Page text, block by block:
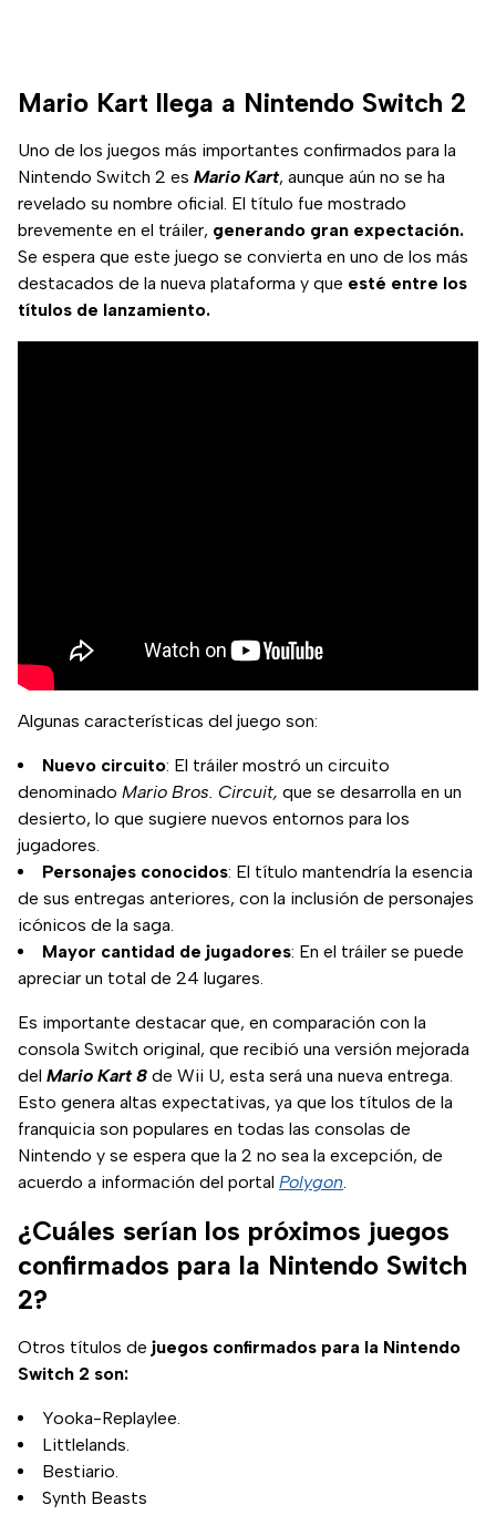
Mario Kart llega a Nintendo Switch 2
Uno de los juegos más importantes confirmados para la
Nintendo Switch 2 es Mario Kart, aunque aún no se ha
revelado su nombre oficial. El título fue mostrado
brevemente en el tráiler, generando gran expectación.
Se espera que este juego se convierta en uno de los más
destacados de la nueva plataforma y que esté entre los
títulos de lanzamiento.
Algunas características del juego son:
Nuevo circuito: El tráiler mostró un circuito
denominado Mario Bros. Circuit, que se desarrolla en un
desierto, lo que sugiere nuevos entornos para los
jugadores.
Personajes conocidos: El título mantendría la esencia
de sus entregas anteriores, con la inclusión de personajes
icónicos de la saga.
Mayor cantidad de jugadores: En el tráiler se puede
apreciar un total de 24 lugares.
Es importante destacar que, en comparación con la
consola Switch original, que recibió una versión mejorada
del Mario Kart 8 de Wii U, esta será una nueva entrega.
Esto genera altas expectativas, ya que los títulos de la
franquicia son populares en todas las consolas de
Nintendo y se espera que la 2 no sea la excepción, de
acuerdo a información del portal Polygon.
¿Cuáles serían los próximos juegos
confirmados para la Nintendo Switch
2?
Otros títulos de juegos confirmados para la Nintendo
Switch 2 son:
Yooka-Replaylee.
Littlelands.
Bestiario.
Synth Beasts